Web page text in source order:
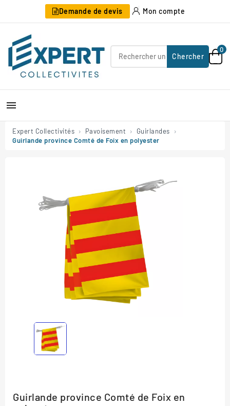
Demande de devis Mon compte
Chercher
0

Expert Collectivités Pavoisement
Guirlandes
Guirlande province Comté de Foix en polyester
Guirlande province Comté de Foix en